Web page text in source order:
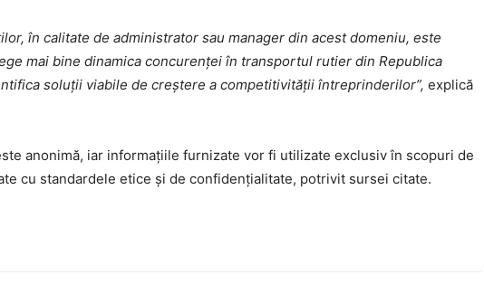
în calitate de administrator sau manager din acest domeniu, este
mai bine dinamica concurenței în transportul rutier din Republica
soluții viabile de creștere a competitivității întreprinderilor”, explică
anonimă, iar informațiile furnizate vor fi utilizate exclusiv în scopuri de
cu standardele etice și de confidențialitate, potrivit sursei citate.